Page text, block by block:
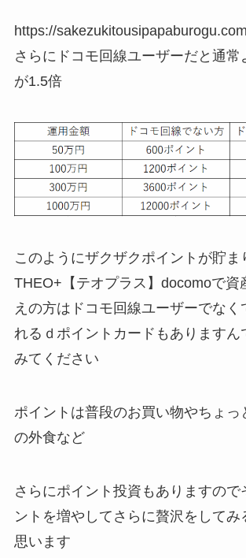
https://
さらにドコモ回線ユーザーだと通常
が1.5倍
このようにザクザクポイント が貯ま
THEO+【テオプラス】 docomoで資
えの方は ドコモ 回線ユーザーでなく
れる ｄポイントカード もありますん
みてください
ポイント は普段のお買い物やちょっ
の外食など
さらにポイント 投資もありますので
ント を増やしてさらに贅沢をしてみ
思います